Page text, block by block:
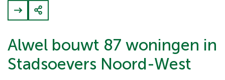
Alwel bouwt 87 woningen in
Stadsoevers Noord-West